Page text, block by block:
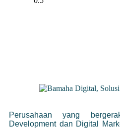
Perusahaan yang
Development dan Digital